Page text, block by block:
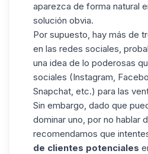
aparezca de forma natural
solución obvia.
Por supuesto, hay más de
en las redes sociales,
una idea de lo poderosas
sociales (Instagram,
Snapchat, etc.) para las
Sin embargo, dado que
dominar uno, por no hablar
recomendamos que
de clientes potenciales